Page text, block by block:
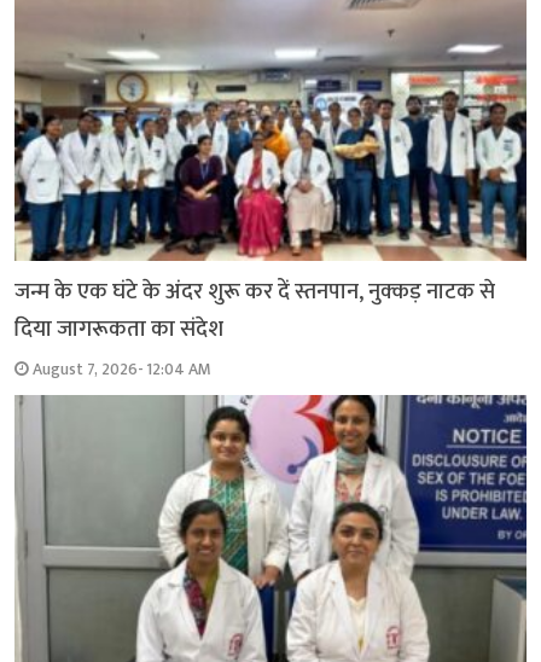
जन्म के एक घंटे के अंदर शुरू कर दें स्तनपान, नुक्कड़ नाटक से
दिया जागरूकता का संदेश
August 7, 2026- 12:04 AM